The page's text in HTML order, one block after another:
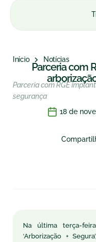
Início Notícias
Parceria com
Parceria com RGE
segurança
18 de
Na última terça-
‘Arborização +